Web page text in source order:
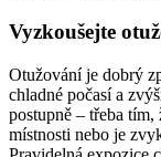
Vyzkoušejte
Otužování je dobrý
chladné počasí a
postupně – třeba tím,
místnosti nebo je